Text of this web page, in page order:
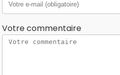
Votre commentaire